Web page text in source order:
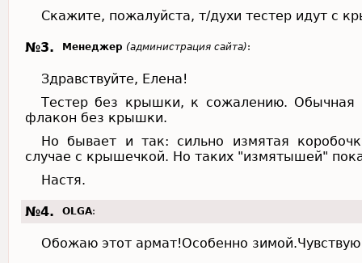
Скажите, пожалуйста, т/духи тестер идут с
№3. Менеджер (администрация сайта):
Здравствуйте, Елена!
Тестер без крышки, к сожалению. Обычная
флакон без крышки.
Но бывает и так: сильно измятая
случае с крышечкой. Но таких "измятышей"
Настя.
№4. OLGA:
Обожаю этот армат!Особенно